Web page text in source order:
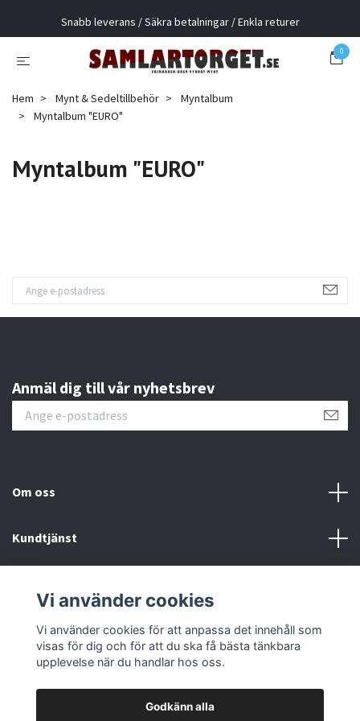
Snabb leverans / Säkra betalningar / Enkla returer
0
Hem Mynt & Sedeltillbehör
Myntalbum
Myntalbum "EURO"
Myntalbum "EURO"
Anmäl dig till vår nyhetsbrev
Om oss
Kundtjänst
Sociala medier
Vi använder cookies
Vi använder cookies för att anpassa det innehåll som
visas för dig och för att du ska få bästa tänkbara
upplevelse när du handlar hos oss.
Godkänn alla